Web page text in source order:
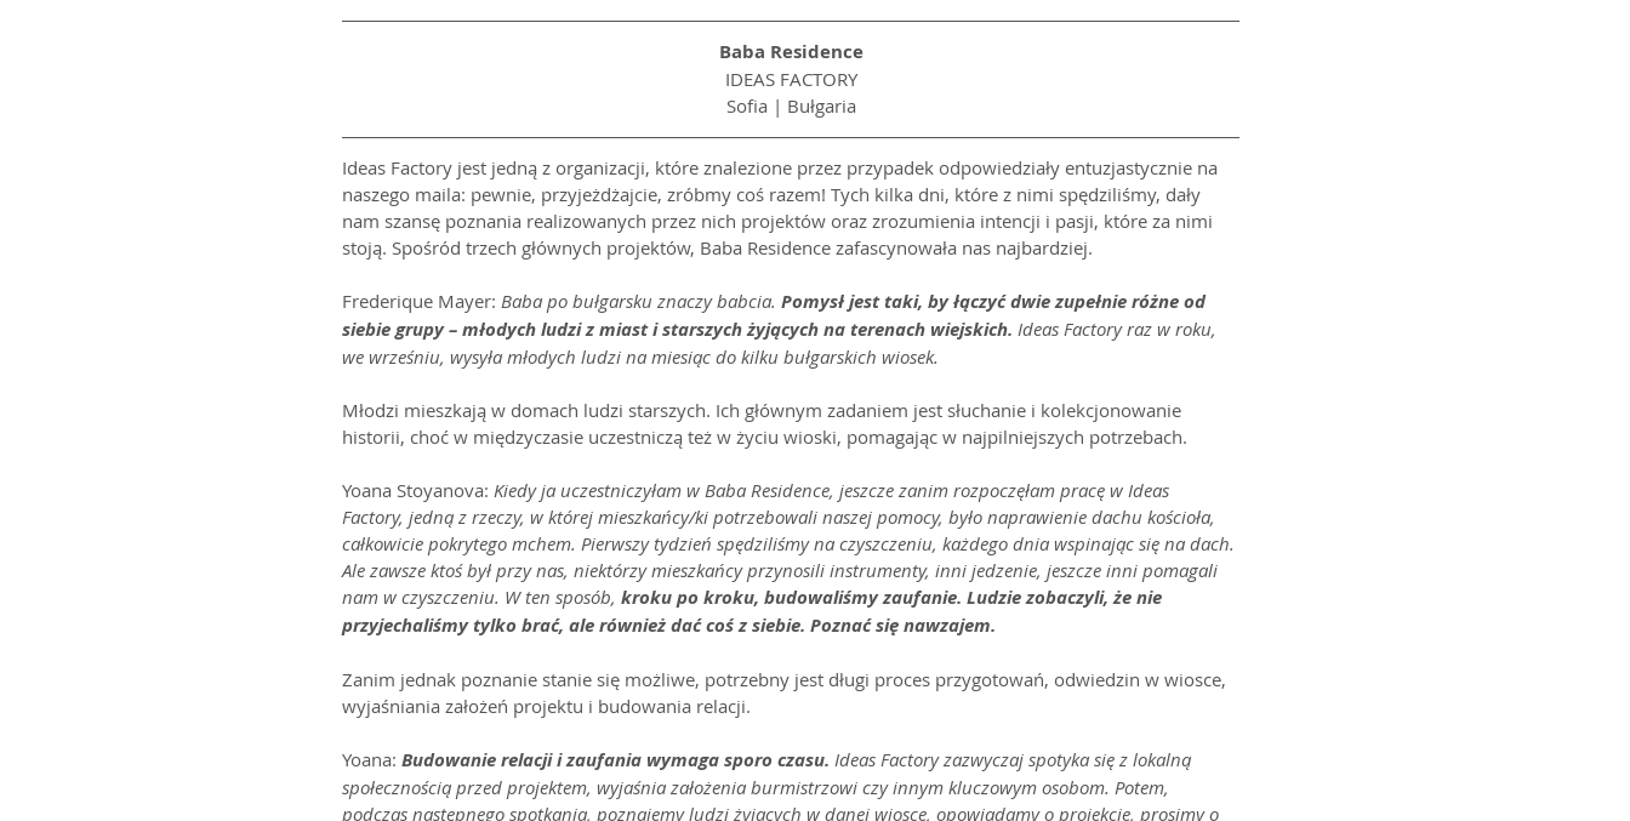
Baba Residence
IDEAS FACTORY
Sofia | Bułgaria
Ideas Factory jest jedną z organizacji, które znalezione przez przypadek odpowiedziały entuzjastycznie na
naszego maila: pewnie, przyjeżdżajcie, zróbmy coś razem! Tych kilka dni, które z nimi spędziliśmy, dały
nam szansę poznania realizowanych przez nich projektów oraz zrozumienia intencji i pasji, które za nimi
stoją. Spośród trzech głównych projektów, Baba Residence zafascynowała nas najbardziej.
Frederique Mayer: Baba po bułgarsku znaczy babcia. Pomysł jest taki, by łączyć dwie zupełnie różne od
siebie grupy – młodych ludzi z miast i starszych żyjących na terenach wiejskich. Ideas Factory raz w roku,
we wrześniu, wysyła młodych ludzi na miesiąc do kilku bułgarskich wiosek.
Młodzi mieszkają w domach ludzi starszych. Ich głównym zadaniem jest słuchanie i kolekcjonowanie
historii, choć w międzyczasie uczestniczą też w życiu wioski, pomagając w najpilniejszych potrzebach.
Yoana Stoyanova: Kiedy ja uczestniczyłam w Baba Residence, jeszcze zanim rozpoczęłam pracę w Ideas
Factory, jedną z rzeczy, w której mieszkańcy/ki potrzebowali naszej pomocy, było naprawienie dachu kościoła,
całkowicie pokrytego mchem. Pierwszy tydzień spędziliśmy na czyszczeniu, każdego dnia wspinając się na dach.
Ale zawsze ktoś był przy nas, niektórzy mieszkańcy przynosili instrumenty, inni jedzenie, jeszcze inni pomagali
nam w czyszczeniu. W ten sposób, kroku po kroku, budowaliśmy zaufanie. Ludzie zobaczyli, że nie
przyjechaliśmy tylko brać, ale również dać coś z siebie. Poznać się nawzajem.
Zanim jednak poznanie stanie się możliwe, potrzebny jest długi proces przygotowań, odwiedzin w wiosce,
wyjaśniania założeń projektu i budowania relacji.
Yoana: Budowanie relacji i zaufania wymaga sporo czasu. Ideas Factory zazwyczaj spotyka się z lokalną
społecznością przed projektem, wyjaśnia założenia burmistrzowi czy innym kluczowym osobom. Potem,
podczas następnego spotkania, poznajemy ludzi żyjących w danej wiosce, opowiadamy o projekcie, prosimy o